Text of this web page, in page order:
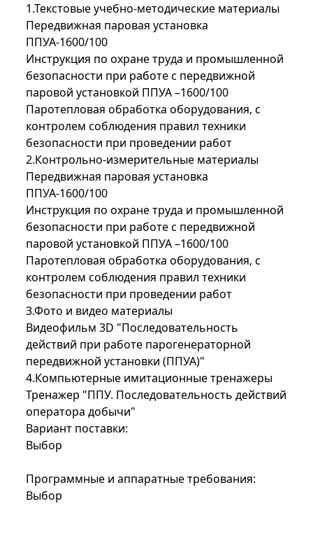
1.Текстовые учебно-методические материалы
Передвижная паровая установка
ППУА-1600/100
Инструкция по охране труда и промышленной
безопасности при работе с передвижной
паровой установкой ППУА –1600/100
Паротепловая обработка оборудования, с
контролем соблюдения правил техники
безопасности при проведении работ
2.Контрольно-измерительные материалы
Передвижная паровая установка
ППУА-1600/100
Инструкция по охране труда и промышленной
безопасности при работе с передвижной
паровой установкой ППУА –1600/100
Паротепловая обработка оборудования, с
контролем соблюдения правил техники
безопасности при проведении работ
3.Фото и видео материалы
Видеофильм 3D "Последовательность
действий при работе парогенераторной
передвижной установки (ППУА)"
4.Компьютерные имитационные тренажеры
Тренажер "ППУ. Последовательность действий
оператора добычи"
Вариант поставки:
Выбор
Программные и аппаратные требования:
Выбор